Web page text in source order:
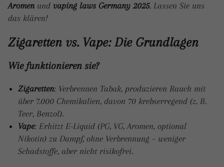
Aromen und vaping laws Germany 2025. Lassen Sie uns
das klären!
Zigaretten vs. Vape: Die Grundlagen
Wie funktionieren sie?
Zigaretten: Verbrennen Tabak, produzieren Rauch mit
über 7.000 Chemikalien, davon 70 krebserregend (z. B.
Teer, Benzol).
Vape: Erhitzt E-Liquid (PG, VG, Aromen, optional
Nikotin) zu Dampf, ohne Verbrennung – weniger
Schadstoffe, aber nicht risikofrei.